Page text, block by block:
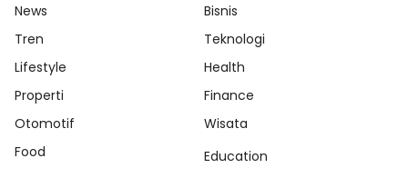
News
Bisnis
Tren
Teknologi
Lifestyle
Health
Properti
Finance
Otomotif
Wisata
Food
Education